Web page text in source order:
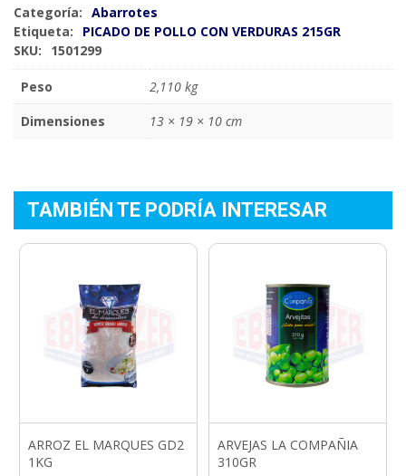
Categoría: Abarrotes
Etiqueta:
PICADO DE POLLO CON VERDURAS 215GR
SKU:
1501299
Peso
2,110 kg
Dimensiones
13 × 19 × 10 cm
TAMBIÉN TE PODRÍA INTERESAR
ARROZ EL MARQUES GD2
1KG
ARVEJAS LA COMPAÑIA
310GR